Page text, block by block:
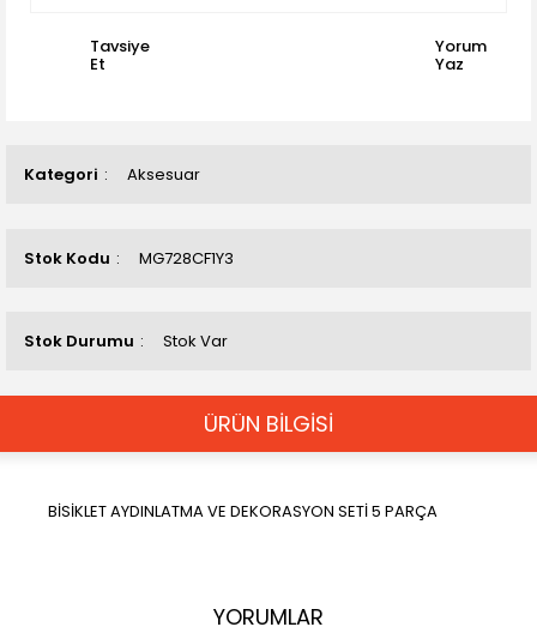
Kategori Aksesuar
Stok Kodu MG728CF1Y3
Stok Durumu Stok Var
Tavsiye
Et
Yorum
Yaz
ÜRÜN BİLGİSİ
BİSİKLET AYDINLATMA VE DEKORASYON SETİ 5 PARÇA
YORUMLAR